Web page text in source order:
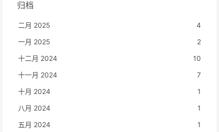
归档
二月 2025
4
一月 2025
2
十二月 2024
10
十一月 2024
7
十月 2024
1
八月 2024
1
五月 2024
1